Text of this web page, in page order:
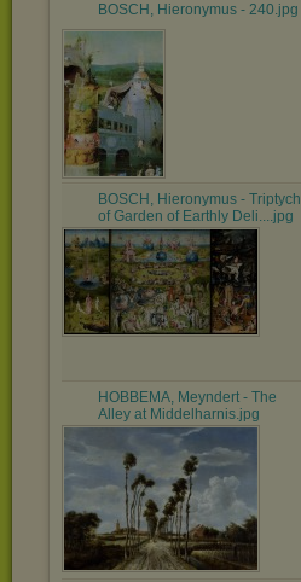
BOSCH, Hieronymus - 240.jpg
BOSCH, Hieronymus - Triptych
of Garden of Earthly Deli....jpg
HOBBEMA, Meyndert - The
Alley at Middelharnis.jpg